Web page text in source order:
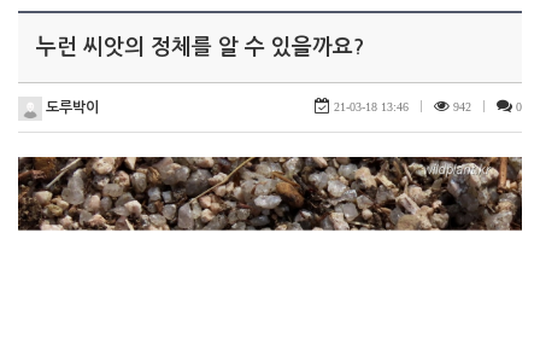
누런 씨앗의 정체를 알 수 있을까요?
도루박이 21-03-18 13:46 942 0